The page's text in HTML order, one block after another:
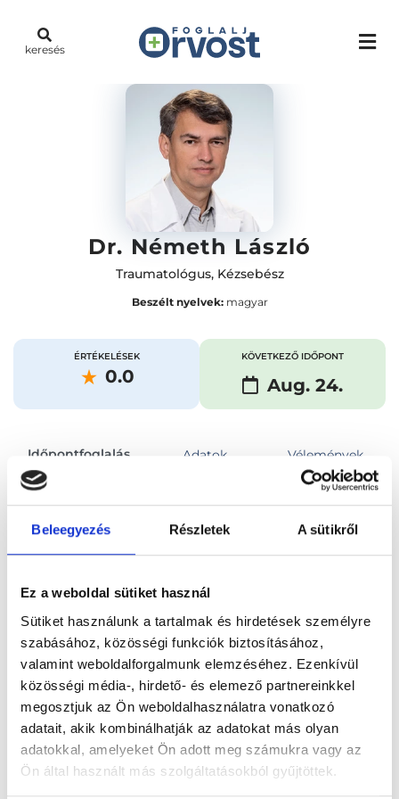
Beleegyezés Részletek A sütikről
Ez a weboldal sütiket használ
Sütiket használunk a tartalmak és hirdetések személyre
szabásához, közösségi funkciók biztosításához,
valamint weboldalforgalmunk elemzéséhez. Ezenkívül
közösségi média-, hirdető- és elemező partnereinkkel
megosztjuk az Ön weboldalhasználatra vonatkozó
adatait, akik kombinálhatják az adatokat más olyan
adatokkal, amelyeket Ön adott meg számukra vagy az
Ön által használt más szolgáltatásokból gyűjtöttek.
keresés
Dr. Németh László
Traumatológus, Kézsebész
Beszélt nyelvek:magyar
ÉRTÉKELÉSEK
0.0
KÖVETKEZŐ IDŐPONT
Aug. 24.
Időpontfoglalás Adatok Vélemények
Főoldal Orvosok Traumatológus
Traumatológus, Zalaegerszeg Dr. Németh László